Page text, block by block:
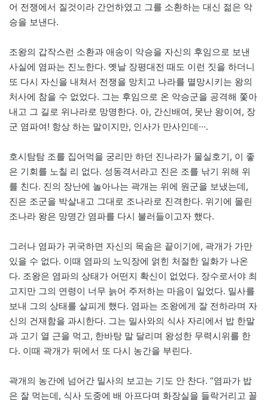
어 전쟁에서 질것이라 간언하였고 그를 소환하는 대신 젊은 악
승을 보낸다.
조왕의 갑작스런 소환과 애송이 악승을 자신의 후임으로 보낸
사실에 염파는 진노한다. 옛날 장평대전 때도 이런 짓을 하더니
또 다시 자신을 내쳐서 전쟁을 망치고 나라를 멸망시키는 왕의
처사에 참을 수 없었다. 그는 후임으로 온 악승군을 공격해 쫓아
내고 그 길로 위나라로 망명한다. 아, 간신배여, 못난 왕이여, 장
군 염파여! 항상 하는 말이지만, 인사가 만사인데···.
호시탐탐 조를 집어먹을 궁리만 하던 진나라가 물실호기, 이 좋
은 기회를 노칠 리 없다. 성동격서라고 진은 조를 낚기 위해 위
를 친다. 진의 장난에 놀아나는 곽개는 위에 원군을 보냈는데,
진은 조군을 박살내고 그대로 조나라로 진격한다. 위기에 몰린
조나라 왕은 망명간 염파를 다시 불러들이고자 했다.
그러나 염파가 귀국하면 자신의 목숨은 끝이기에, 곽개가 가만
있을 수 없다. 이때 염파의 노익장에 얽힌 처절한 일화가 나온
다. 조왕은 염파의 상태가 어떤지 확신이 없었다. 장수로서야 최
고지만 그의 연령이 너무 늙어 주저하는 마음이 일었다. 밀사를
보내 그의 상태를 살피게 했다. 염파는 조왕에게 잘 전하라며 자
신의 건재함을 과시한다. 그는 밀사와의 식사 자리에서 밥 한말
과 고기 열 근을 먹고, 한바탕 말 달리며 왕성한 무력시위를 한
다. 이때 곽개가 뒤에서 또 다시 농간을 부린다.
곽개의 농간에 넘어간 밀사의 보고는 기도 안 찬다. “염파가 밥
은 잘 먹는데, 식사 도중에 배 아프다며 화장실을 들락거리고 꼴